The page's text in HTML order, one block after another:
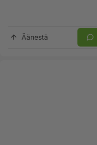
Äänestä